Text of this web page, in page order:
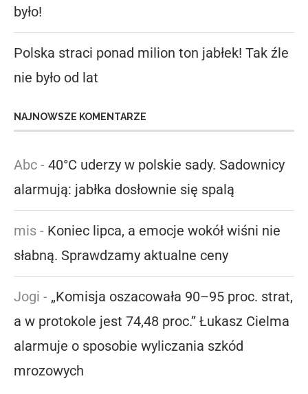
było!
Polska straci ponad milion ton jabłek! Tak źle
nie było od lat
NAJNOWSZE KOMENTARZE
Abc - 40°C uderzy w polskie sady. Sadownicy
alarmują: jabłka dosłownie się spalą
mis - Koniec lipca, a emocje wokół wiśni nie
słabną. Sprawdzamy aktualne ceny
Jogi - „Komisja oszacowała 90–95 proc. strat,
a w protokole jest 74,48 proc.” Łukasz Cielma
alarmuje o sposobie wyliczania szkód
mrozowych